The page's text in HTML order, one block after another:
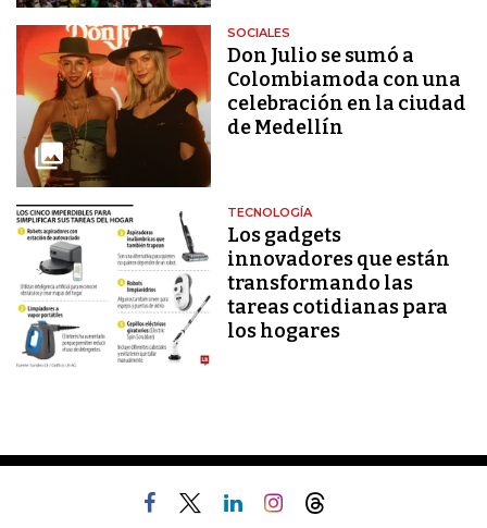
SOCIALES
Don Julio se sumó a
Colombiamoda con una
celebración en la ciudad
de Medellín
TECNOLOGÍA
Los gadgets
innovadores que están
transformando las
tareas cotidianas para
los hogares